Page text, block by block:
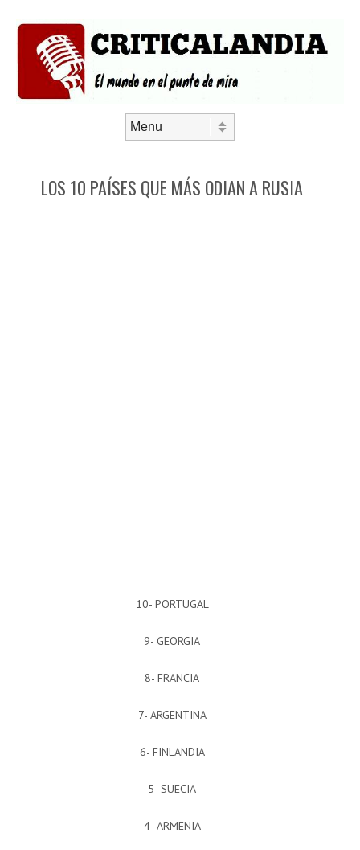
LOS 10 PAÍSES QUE MÁS ODIAN A RUSIA
10- PORTUGAL
9- GEORGIA
8- FRANCIA
7- ARGENTINA
6- FINLANDIA
5- SUECIA
4- ARMENIA